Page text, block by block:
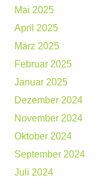
Mai 2025
April 2025
März 2025
Februar 2025
Januar 2025
Dezember 2024
November 2024
Oktober 2024
September 2024
Juli 2024